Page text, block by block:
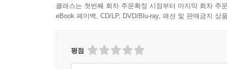
클래스는 첫번째 회차 주문확정 시점부터 마지막 회차 주
eBook 페이백, CD/LP, DVD/Blu-ray, 패션 및 판매금지 상
평점